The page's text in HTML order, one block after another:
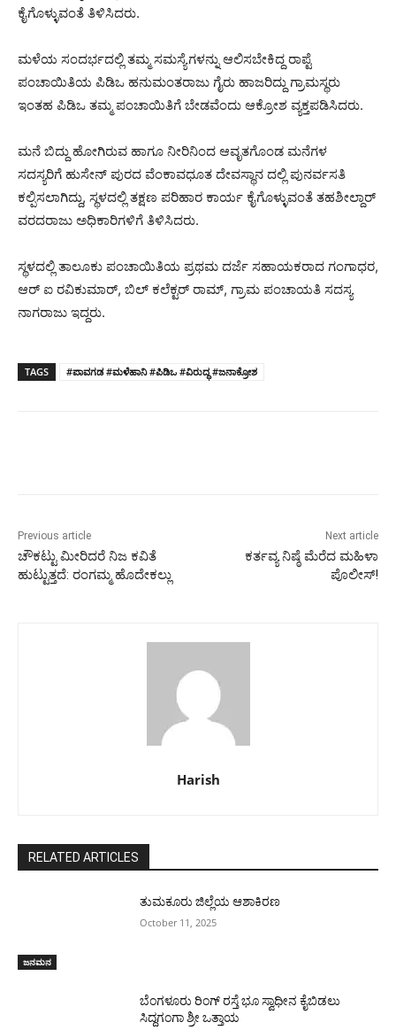
ಕೈಗೊಳ್ಳುವಂತೆ ತಿಳಿಸಿದರು.
ಮಳೆಯ ಸಂದರ್ಭದಲ್ಲಿ ತಮ್ಮ ಸಮಸ್ಯೆಗಳನ್ನು ಆಲಿಸಬೇಕಿದ್ದ ರಾಪ್ಟೆ
ಪಂಚಾಯಿತಿಯ ಪಿಡಿಒ ಹನುಮಂತರಾಜು ಗೈರು ಹಾಜರಿದ್ದು ಗ್ರಾಮಸ್ಥರು
ಇಂತಹ ಪಿಡಿಒ ತಮ್ಮ ಪಂಚಾಯಿತಿಗೆ ಬೇಡವೆಂದು ಆಕ್ರೋಶ ವ್ಯಕ್ತಪಡಿಸಿದರು.
ಮನೆ ಬಿದ್ದು ಹೋಗಿರುವ ಹಾಗೂ ನೀರಿನಿಂದ ಆವೃತಗೊಂಡ ಮನೆಗಳ
ಸದಸ್ಯರಿಗೆ ಹುಸೇನ್ ಪುರದ ವೆಂಕಾವಧೂತ ದೇವಸ್ಥಾನ ದಲ್ಲಿ ಪುನರ್ವಸತಿ
ಕಲ್ಪಿಸಲಾಗಿದ್ದು, ಸ್ಥಳದಲ್ಲಿ ತಕ್ಷಣ ಪರಿಹಾರ ಕಾರ್ಯ ಕೈಗೊಳ್ಳುವಂತೆ ತಹಶೀಲ್ದಾರ್
ವರದರಾಜು ಅಧಿಕಾರಿಗಳಿಗೆ ತಿಳಿಸಿದರು.
ಸ್ಥಳದಲ್ಲಿ ತಾಲೂಕು ಪಂಚಾಯಿತಿಯ ಪ್ರಥಮ ದರ್ಜೆ ಸಹಾಯಕರಾದ ಗಂಗಾಧರ,
ಆರ್ ಐ ರವಿಕುಮಾರ್, ಬಿಲ್ ಕಲೆಕ್ಟರ್ ರಾಮ್, ಗ್ರಾಮ ಪಂಚಾಯತಿ ಸದಸ್ಯ
ನಾಗರಾಜು ಇದ್ದರು.
TAGS #ಪಾವಗಡ #ಮಳೆಹಾನಿ #ಪಿಡಿಒ #ವಿರುದ್ಧ #ಜನಾಕ್ರೋಶ
Previous article
ಚೌಕಟ್ಟು ಮೀರಿದರೆ ನಿಜ ಕವಿತೆ
ಹುಟ್ಟುತ್ತದೆ: ರಂಗಮ್ಮ ಹೊದೇಕಲ್ಲು
Next article
ಕರ್ತವ್ಯ ನಿಷ್ಠೆ ಮೆರೆದ ಮಹಿಳಾ
ಪೊಲೀಸ್!
Harish
RELATED ARTICLES
ಜನಮನ
ತುಮಕೂರು ಜಿಲ್ಲೆಯ ಆಶಾಕಿರಣ
October 11, 2025
ಬೆಂಗಳೂರು ರಿಂಗ್ ರಸ್ತೆ ಭೂ ಸ್ವಾಧೀನ ಕೈಬಿಡಲು
ಸಿದ್ದಗಂಗಾ ಶ್ರೀ ಒತ್ತಾಯ